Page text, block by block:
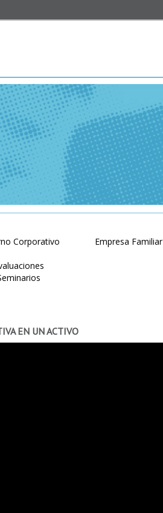
Corporativo Empresa Familiar
EN UN ACTIVO